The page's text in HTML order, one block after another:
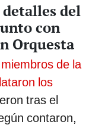
del
con
Orquesta
de la
los
tras el
contaron,